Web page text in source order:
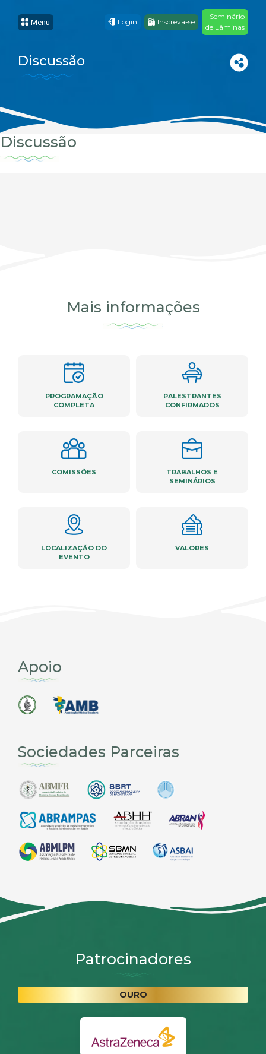
Discussão
Menu Login Inscreva-se
Seminário
de Lâminas
Discussão
Mais informações
PROGRAMAÇÃO
COMPLETA
PALESTRANTES
CONFIRMADOS
COMISSÕES
TRABALHOS E
SEMINÁRIOS
LOCALIZAÇÃO DO
EVENTO
VALORES
Apoio
Sociedades Parceiras
Patrocinadores
OURO